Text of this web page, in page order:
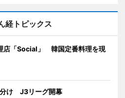
経トピックス
店「Social」 韓国定番料理を現
分け J3リーグ開幕